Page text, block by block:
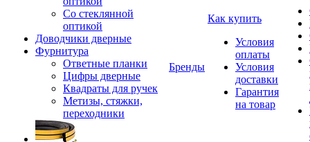
Со стеклянной
оптикой
Доводчики дверные
Фурнитура
Ответные планки
Цифры дверные
Квадраты для ручек
Метизы, стяжки,
переходники
Бренды
Как купить
Условия
оплаты
Условия
доставки
Гарантия
на товар